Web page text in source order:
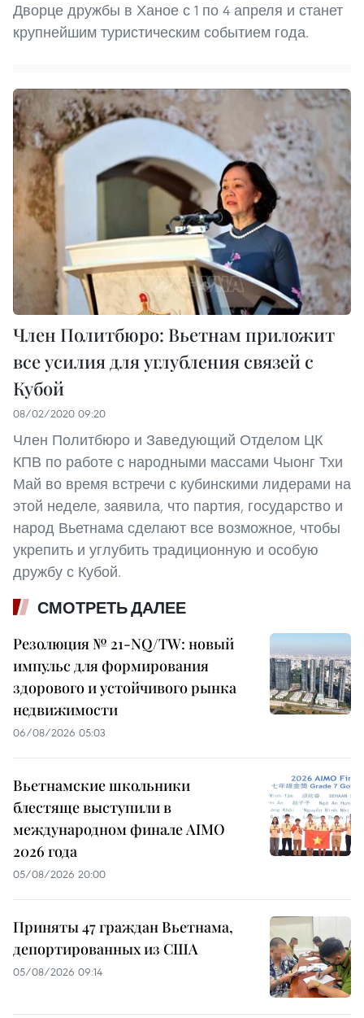
Дворце дружбы в Ханое с 1 по 4 апреля и станет
крупнейшим туристическим событием года.
Член Политбюро: Вьетнам приложит
все усилия для углубления связей с
Кубой
08/02/2020 09:20
Член Политбюро и Заведующий Отделом ЦК
КПВ по работе с народными массами Чыонг Тхи
Май во время встречи с кубинскими лидерами на
этой неделе, заявила, что партия, государство и
народ Вьетнама сделают все возможное, чтобы
укрепить и углубить традиционную и особую
дружбу с Кубой.
СМОТРЕТЬ ДАЛЕЕ
Резолюция № 21-NQ/TW: новый
импульс для формирования
здорового и устойчивого рынка
недвижимости
06/08/2026 05:03
Вьетнамские школьники
блестяще выступили в
международном финале AIMO
2026 года
05/08/2026 20:00
Приняты 47 граждан Вьетнама,
депортированных из США
05/08/2026 09:14